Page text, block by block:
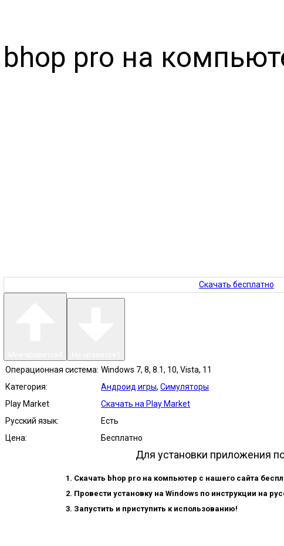
bhop pro на
Скачать бесплатно
Операционная система: Windows 7, 8, 8.1, 10, Vista, 11
Категория:
Андроид игры,Симуляторы
Play Market
Скачать на Play Market
Русский язык:
Есть
Цена:
Бесплатно
Для установки приложения
Скачать bhop pro на компьютер с нашего сайта
Провести установку на Windows по инструкции на
Запустить и приступить к использованию!